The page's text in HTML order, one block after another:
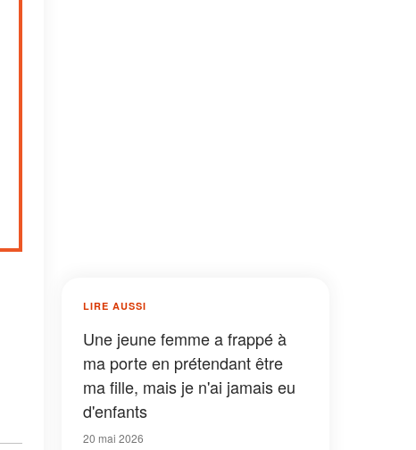
LIRE AUSSI
Une jeune femme a frappé à
ma porte en prétendant être
ma fille, mais je n'ai jamais eu
d'enfants
20 mai 2026